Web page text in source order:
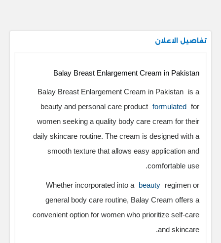
تفاصيل الاعلان
Balay Breast Enlargement Cream in Pakistan
Balay Breast Enlargement Cream in Pakistan is a
beauty and personal care product formulated for
women seeking a quality body care cream for their
daily skincare routine. The cream is designed with a
smooth texture that allows easy application and
comfortable use.
Whether incorporated into a beauty regimen or
general body care routine, Balay Cream offers a
convenient option for women who prioritize self-care
and skincare.